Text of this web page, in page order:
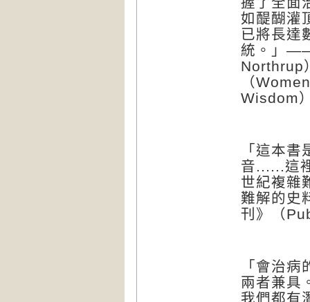
如醍醐灌
已將長達
統。」 ——
Northrup
（
Wisdom
「這本
音......這
世紀複雜
難解的史
刊》（
「會治
兩者兼具
我們都有